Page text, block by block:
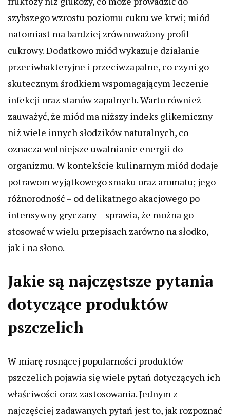
szybszego wzrostu poziomu cukru we krwi; miód
natomiast ma bardziej zrównoważony profil
cukrowy. Dodatkowo miód wykazuje działanie
przeciwbakteryjne i przeciwzapalne, co czyni go
skutecznym środkiem wspomagającym leczenie
infekcji oraz stanów zapalnych. Warto również
zauważyć, że miód ma niższy indeks glikemiczny
niż wiele innych słodzików naturalnych, co
oznacza wolniejsze uwalnianie energii do
organizmu. W kontekście kulinarnym miód dodaje
potrawom wyjątkowego smaku oraz aromatu; jego
różnorodność – od delikatnego akacjowego po
intensywny gryczany – sprawia, że można go
stosować w wielu przepisach zarówno na słodko,
jak i na słono.
Jakie są najczęstsze pytania
dotyczące produktów
pszczelich
W miarę rosnącej popularności produktów
pszczelich pojawia się wiele pytań dotyczących ich
właściwości oraz zastosowania. Jednym z
najczęściej zadawanych pytań jest to, jak rozpoznać